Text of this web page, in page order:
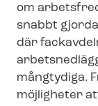
om
snabbt
där
mångtydiga.
möjligheter